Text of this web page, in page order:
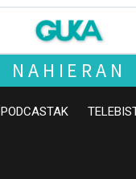
NAHIERAN
PODCASTAK